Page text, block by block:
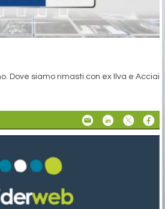
Dove siamo rimasti con ex Ilva e Acciai